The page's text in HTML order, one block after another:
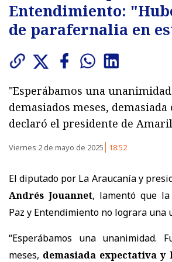
Entendimiento:
de parafernalia en
"Esperábamos una
demasiados meses, demasiada
declaró el presidente de
Viernes 2 de mayo de 2025 18:52
El diputado por La Araucanía y
Andrés Jouannet, lamentó que
Paz y Entendimiento no lograra una
“Esperábamos una unanimidad.
meses, demasiada expectativa y